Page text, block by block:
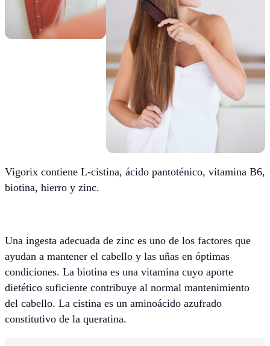
Vigorix contiene L-cistina, ácido pantoténico, vitamina B6,
biotina, hierro y zinc.
Una ingesta adecuada de zinc es uno de los factores que
ayudan a mantener el cabello y las uñas en óptimas
condiciones. La biotina es una vitamina cuyo aporte
dietético suficiente contribuye al normal mantenimiento
del cabello. La cistina es un aminoácido azufrado
constitutivo de la queratina.